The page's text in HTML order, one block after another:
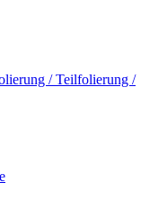
/ Teilfolierung /